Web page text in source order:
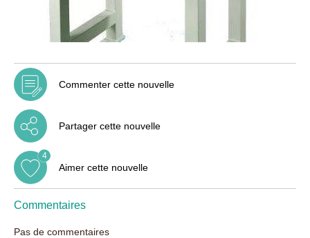
Commenter cette nouvelle
Partager cette nouvelle
Aimer cette nouvelle
4
Commentaires
Pas de commentaires